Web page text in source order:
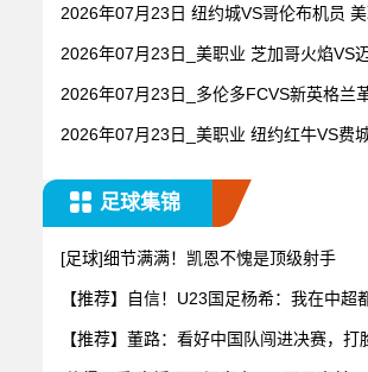
2026年07月23日 纽约城VS哥伦布机员 美
2026年07月23日_美职业 芝加哥火焰VS
2026年07月23日_多伦多FCVS新英格兰
2026年07月23日_美职业 纽约红牛VS费
足球集锦
[足球]细节满满！凯恩不愧是顶级射手
【推荐】自信！U23国足杨希：我在中超
【推荐】董路：看好中国队闯进决赛，打